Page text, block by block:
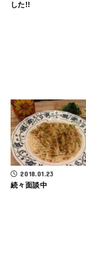
した!!
2018.01.23
続々面談中